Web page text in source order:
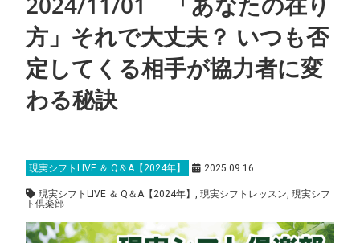
方」それで大丈夫？ いつも否
定してくる相手が協力者に変
わる秘訣
現実シフトLIVE ＆ Q＆A【2024年】 2025.09.16
現実シフトLIVE ＆ Q＆A【2024年】,現実シフトレッスン,現実シフ
ト倶楽部